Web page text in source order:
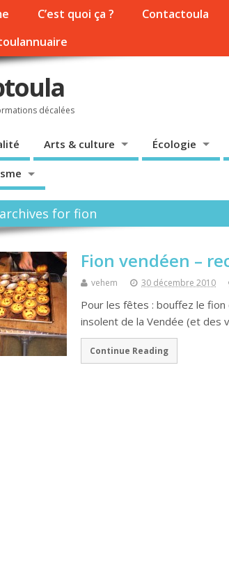
C’est quoi ça ? Contactoula
décalées
Arts & culture Écologie
for fion
Fion vendéen –
vehem 30 décembre 2010
Pour les fêtes : bouffez le
insolent de la Vendée (et des
Continue Reading